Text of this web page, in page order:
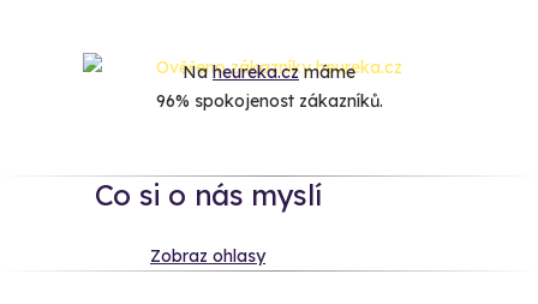
Naheureka.czmáme
96% spokojenost zákazníků.
Co si o nás myslí
Zobraz ohlasy